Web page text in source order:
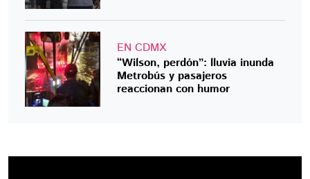
EN CDMX
“Wilson, perdón”: lluvia inunda
Metrobús y pasajeros
reaccionan con humor